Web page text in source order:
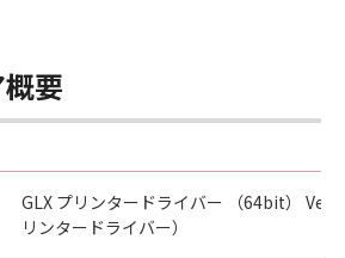
れる"the SOFTWARE"とは、
される「本ソフトウェア」を
ものとします。
かの条項またはその一部が法
ると決定された場合でも、そ
全に有効に存続するものとしま
要
GLX プリンタードライバー （64bit）
リンタードライバー）